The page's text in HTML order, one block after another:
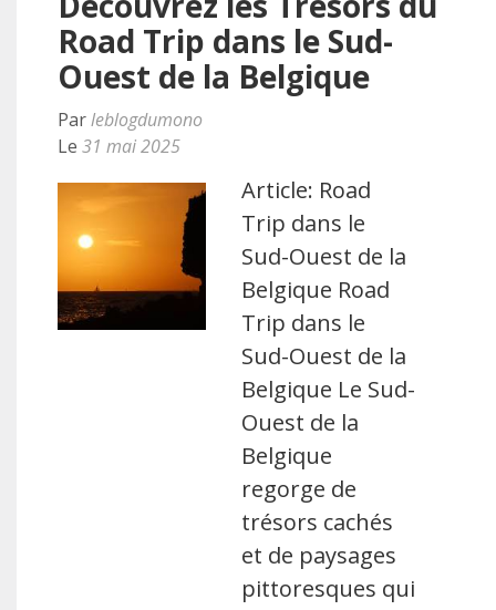
Road Trip dans le Sud-
Ouest de la Belgique
Parleblogdumono
Le 31 mai 2025
Article: Road
Trip dans le
Sud-Ouest de la
Belgique Road
Trip dans le
Sud-Ouest de la
Belgique Le Sud-
Ouest de la
Belgique
regorge de
trésors cachés
et de paysages
pittoresques qui